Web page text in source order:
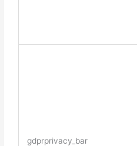
gdprprivacy_bar